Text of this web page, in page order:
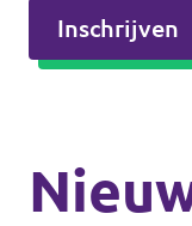
Inschrijven